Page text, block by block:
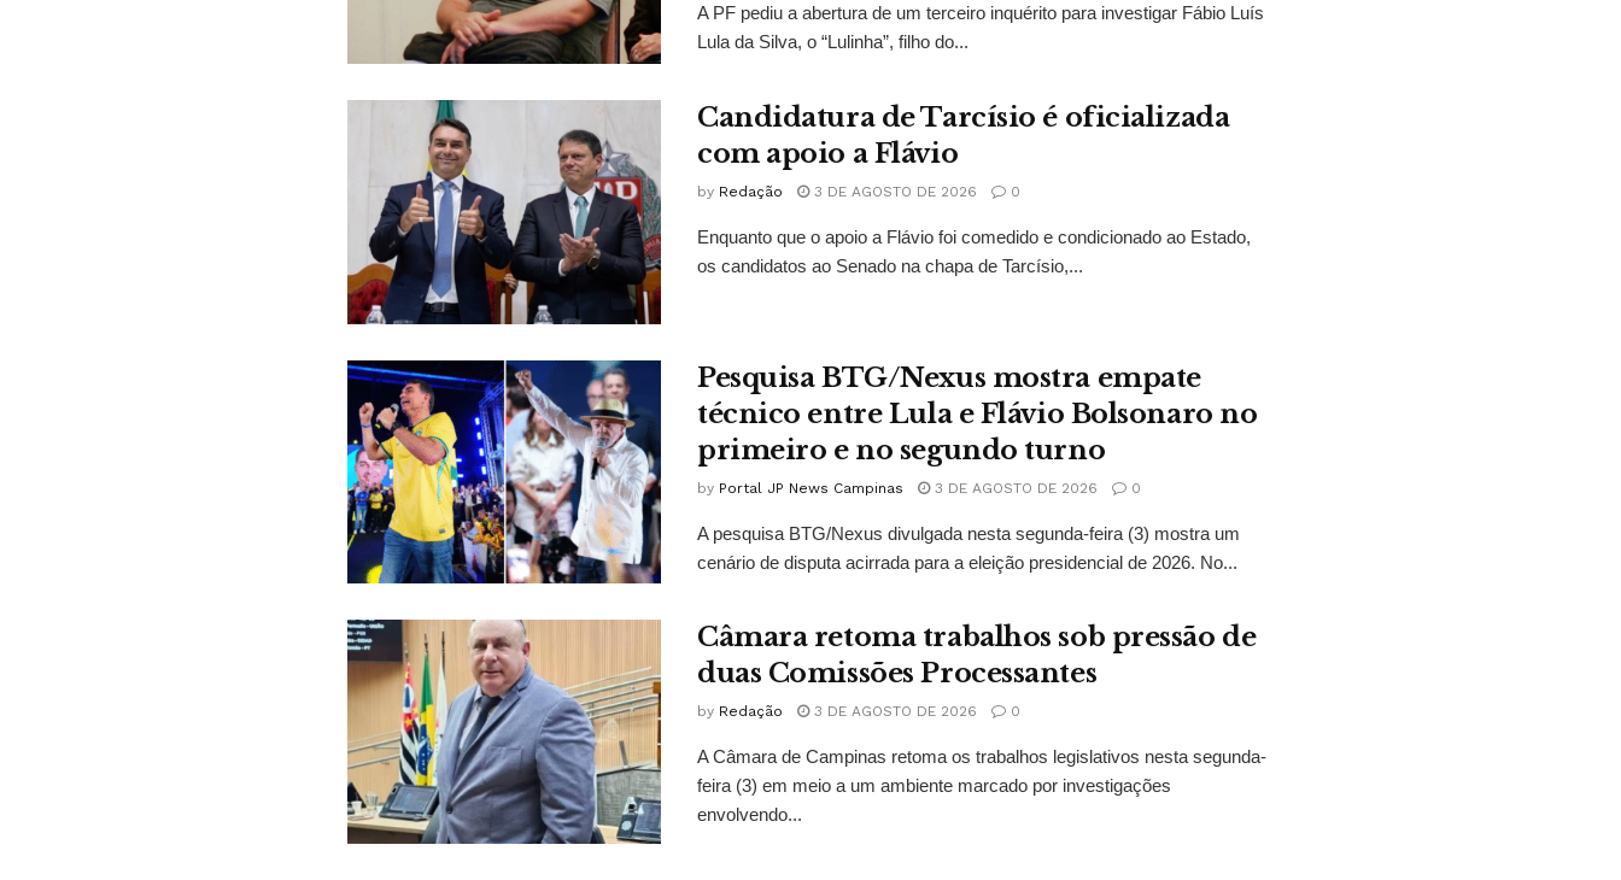
A PF pediu a abertura de um terceiro inquérito para investigar Fábio Luís
Lula da Silva, o “Lulinha”, filho do...
Candidatura de Tarcísio é oficializada
com apoio a Flávio
by Redação 3 DE AGOSTO DE 2026 0
Enquanto que o apoio a Flávio foi comedido e condicionado ao Estado,
os candidatos ao Senado na chapa de Tarcísio,...
Pesquisa BTG/Nexus mostra empate
técnico entre Lula e Flávio Bolsonaro no
primeiro e no segundo turno
by Portal JP News Campinas 3 DE AGOSTO DE 2026 0
A pesquisa BTG/Nexus divulgada nesta segunda-feira (3) mostra um
cenário de disputa acirrada para a eleição presidencial de 2026. No...
Câmara retoma trabalhos sob pressão de
duas Comissões Processantes
by Redação 3 DE AGOSTO DE 2026 0
A Câmara de Campinas retoma os trabalhos legislativos nesta segunda-
feira (3) em meio a um ambiente marcado por investigações
envolvendo...